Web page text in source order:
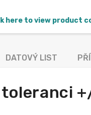
here to view product
DATOVÝ LIST